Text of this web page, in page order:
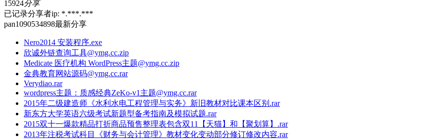
15924分享
已记录分享者ip: *.***.***
pan1090534898最新分享
Nero2014 安装程序.exe
欣诚外链查询工具@ymg.cc.zip
Medicate 医疗机构 WordPress主题@ymg.cc.zip
金典教育网站源码@ymg.cc.rar
Verydiao.rar
wordpress主题：质感经典ZeKo-v1主题@ymg.cc.rar
2015年二级建造师《水利水电工程管理与实务》新旧教材对比课本区别.rar
新东方大学英语六级考试新题型备考指南及模拟试题.rar
2015双十一爆款精品打折商品预售整理表包含双11【天猫】和【聚划算】.rar
2013年注税考试科目《财务与会计管理》教材变化变动部分修订修改内容.rar